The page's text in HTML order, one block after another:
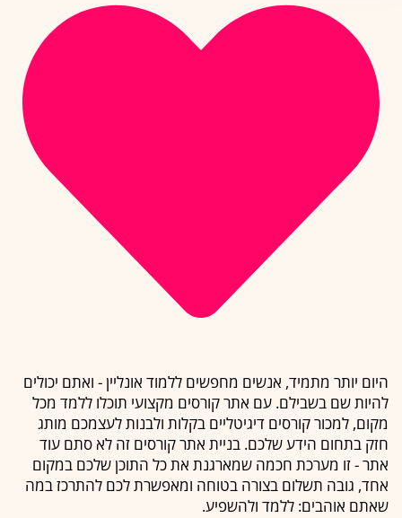
היום יותר מתמיד, אנשים מחפשים ללמוד אונליין - ואתם יכולים
להיות שם בשבילם. עם אתר קורסים מקצועי תוכלו ללמד מכל
מקום, למכור קורסים דיגיטליים בקלות ולבנות לעצמכם מותג
חזק בתחום הידע שלכם. בניית אתר קורסים זה לא סתם עוד
אתר - זו מערכת חכמה שמארגנת את כל התוכן שלכם במקום
אחד, גובה תשלום בצורה בטוחה ומאפשרת לכם להתרכז במה
שאתם אוהבים: ללמד ולהשפיע.